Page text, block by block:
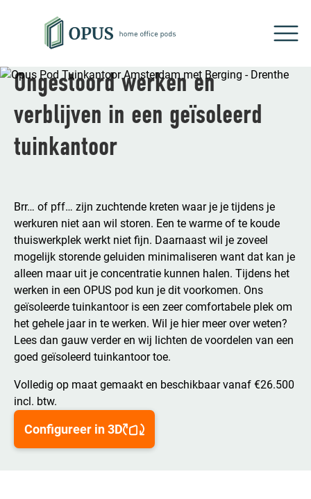
Ongestoord werken en
verblijven in een geïsoleerd
tuinkantoor
Brr… of pff… zijn zuchtende kreten waar je je tijdens je
werkuren niet aan wil storen. Een te warme of te koude
thuiswerkplek werkt niet fijn. Daarnaast wil je zoveel
mogelijk storende geluiden minimaliseren want dat kan je
alleen maar uit je concentratie kunnen halen. Tijdens het
werken in een OPUS pod kun je dit voorkomen. Ons
geïsoleerde tuinkantoor is een zeer comfortabele plek om
het gehele jaar in te werken. Wil je hier meer over weten?
Lees dan gauw verder en wij lichten de voordelen van een
goed geïsoleerd tuinkantoor toe.
Volledig op maat gemaakt en beschikbaar vanaf €26.500
incl. btw.
Configureer in 3D